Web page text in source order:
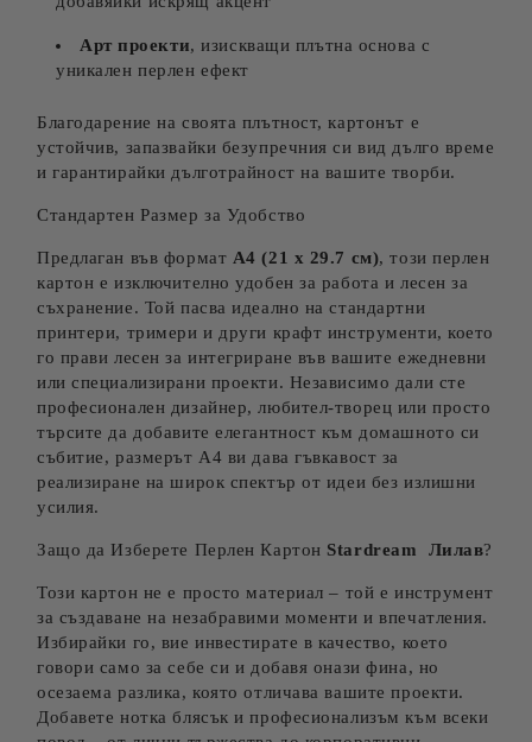
Арт проекти, изискващи плътна основа с
уникален перлен ефект
Благодарение на своята плътност, картонът е
устойчив, запазвайки безупречния си вид дълго време
и гарантирайки дълготрайност на вашите творби.
Стандартен Размер за Удобство
Предлаган във формат A4 (21 x 29.7 см), този перлен
картон е изключително удобен за работа и лесен за
съхранение. Той пасва идеално на стандартни
принтери, тримери и други крафт инструменти, което
го прави лесен за интегриране във вашите ежедневни
или специализирани проекти. Независимо дали сте
професионален дизайнер, любител-творец или просто
търсите да добавите елегантност към домашното си
събитие, размерът А4 ви дава гъвкавост за
реализиране на широк спектър от идеи без излишни
усилия.
Защо да Изберете Перлен Картон Stardream Лилав?
Този картон не е просто материал – той е инструмент
за създаване на незабравими моменти и впечатления.
Избирайки го, вие инвестирате в качество, което
говори само за себе си и добавя онази фина, но
осезаема разлика, която отличава вашите проекти.
Добавете нотка блясък и професионализъм към всеки